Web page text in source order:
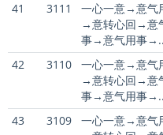
41 3111
一心一意→意气
→意转心回→意
事→意气用事
42 3110
一心一意→意气
→意转心回→意
事→意气用事
43 3109
一心一意→意气